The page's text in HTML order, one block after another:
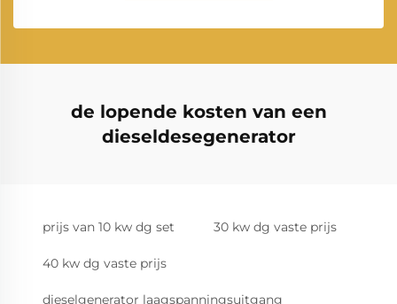
de lopende kosten van een
dieseldesegenerator
prijs van 10 kw dg set 30 kw dg vaste prijs
40 kw dg vaste prijs
dieselgenerator laagspanningsuitgang